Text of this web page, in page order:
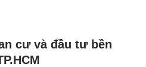
cư và đầu tư bền